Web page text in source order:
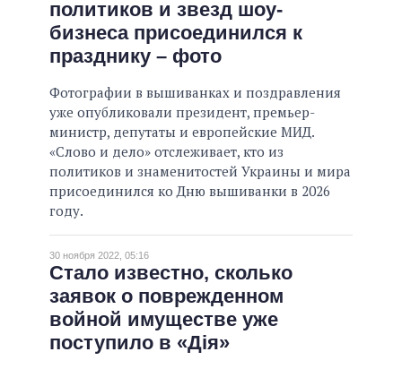
ОБЕЩАНИЯ В ПРОЦЕССЕ
ВСЕ ОБЕЩАНИЯ
АРХИВНЫЕ ОБЕЩАНИЯ
политиков и звезд шоу-
бизнеса присоединился к
празднику – фото
Фотографии в вышиванках и поздравления
уже опубликовали президент, премьер-
министр, депутаты и европейские МИД.
«Слово и дело» отслеживает, кто из
политиков и знаменитостей Украины и мира
присоединился ко Дню вышиванки в 2026
году.
30 ноября 2022, 05:16
Стало известно, сколько
заявок о поврежденном
войной имуществе уже
поступило в «Дія»